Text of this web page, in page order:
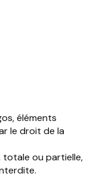
éléments
le droit de la
ou partielle,